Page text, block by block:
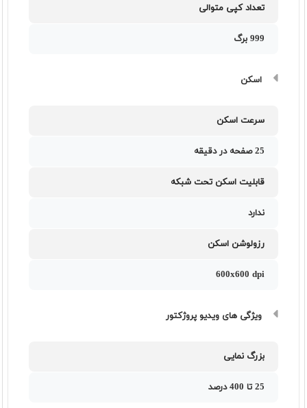
تعداد کپی متوالی
999 برگ
اسکن
سرعت اسکن
25 صفحه در دقيقه
قابلیت اسکن تحت شبکه
ندارد
رزولوشن اسکن
600x600 dpi
ویژگی های ویدیو پروژکتور
بزرگ نمایی
25 تا 400 درصد